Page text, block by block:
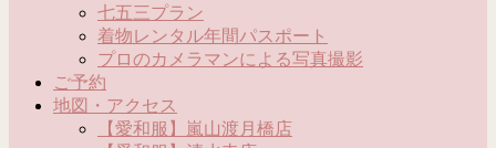
七五三プラン
着物レンタル年間パスポート
プロのカメラマンによる写真撮影
ご予約
地図・アクセス
【愛和服】嵐山渡月橋店